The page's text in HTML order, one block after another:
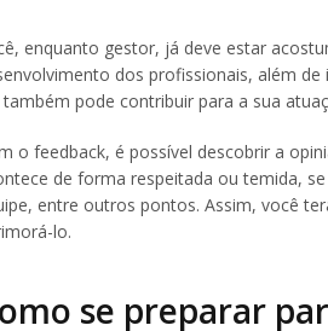
enquanto gestor, já deve estar
dos profissionais, além
também pode contribuir para a sua
o feedback, é possível descobrir a
de forma respeitada ou temida,
entre outros pontos. Assim, você
lo.
se preparar